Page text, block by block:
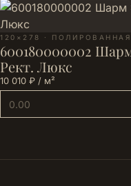
120×278 · ПОЛИРОВАННАЯ
600180000002
Рект. Люкс
10 010 ₽ / м²